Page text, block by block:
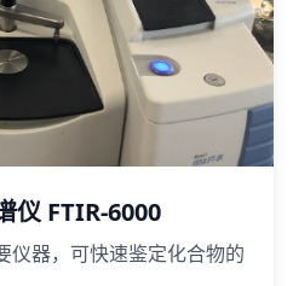
仪 FTIR-6000
仪器，可快速鉴定化合物的